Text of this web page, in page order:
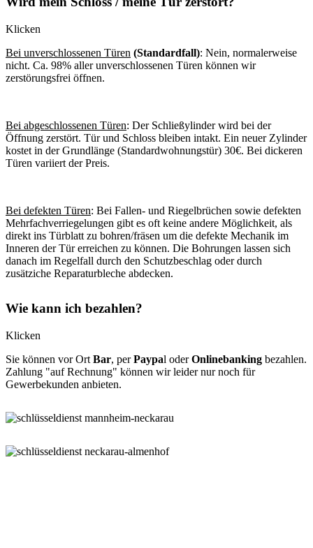
Klicken
Bei unverschlossenen Türen (Standardfall): Nein, normalerweise
nicht. Ca. 98% aller unverschlossenen Türen können wir
zerstörungsfrei öffnen.
Bei abgeschlossenen Türen: Der Schließylinder wird bei der
Öffnung zerstört. Tür und Schloss bleiben intakt. Ein neuer Zylinder
kostet in der Grundlänge (Standardwohnungstür) 30€. Bei dickeren
Türen variiert der Preis.
Bei defekten Türen: Bei Fallen- und Riegelbrüchen sowie defekten
Mehrfachverriegelungen gibt es oft keine andere Möglichkeit, als
direkt ins Türblatt zu bohren/fräsen um die defekte Mechanik im
Inneren der Tür erreichen zu können. Die Bohrungen lassen sich
danach im Regelfall durch den Schutzbeschlag oder durch
zusätziche Reparaturbleche abdecken.
Wie kann ich bezahlen?
Klicken
Sie können vor Ort Bar, perPaypal oderOnlinebanking bezahlen.
Zahlung "auf Rechnung" können wir leider nur noch für
Gewerbekunden anbieten.